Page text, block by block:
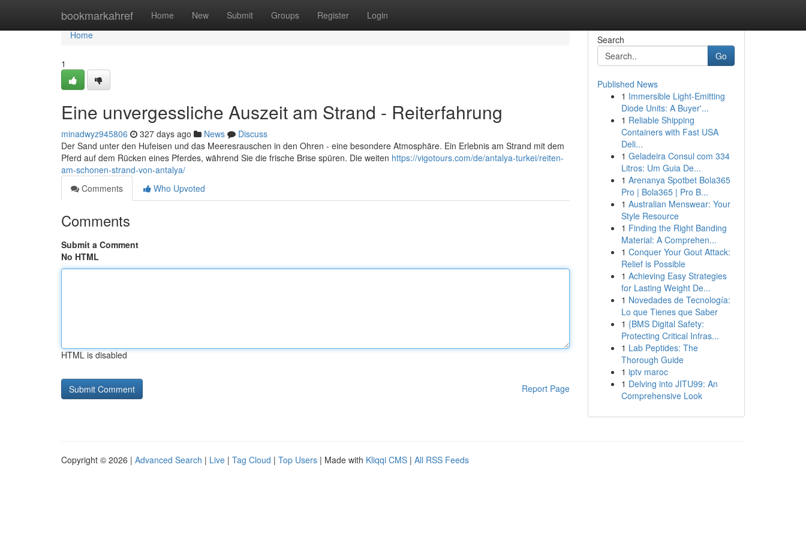
bookmarkahref Home New Submit Groups Register Login
Home
Home
1
Eine unvergessliche Auszeit am Strand - Reiterfahrung
minadwyz945806 327 days ago News
Discuss
Der Sand unter den Hufeisen und das Meeresrauschen in den Ohren - eine besondere Atmosphäre. Ein Erlebnis am Strand mit dem
Pferd auf dem Rücken eines Pferdes, während Sie die frische Brise spüren. Die weiten https://vigotours.com/de/antalya-turkei/reiten-
am-schonen-strand-von-antalya/
Comments
Who Upvoted
Comments
Submit a Comment
No HTML
HTML is disabled
Report Page
Search
Go
Published News
1 Immersible Light-Emitting
Diode Units: A Buyer'...
1 Reliable Shipping
Containers with Fast USA
Deli...
1 Geladeira Consul com 334
Litros: Um Guia De...
1 Arenanya Spotbet Bola365
Pro | Bola365 | Pro B...
1 Australian Menswear: Your
Style Resource
1 Finding the Right Banding
Material: A Comprehen...
1 Conquer Your Gout Attack:
Relief is Possible
1 Achieving Easy Strategies
for Lasting Weight De...
1 Novedades de Tecnología:
Lo que Tienes que Saber
1 {BMS Digital Safety:
Protecting Critical Infras...
1 Lab Peptides: The
Thorough Guide
1 iptv maroc
1 Delving into JITU99: An
Comprehensive Look
Copyright © 2026 | Advanced Search | Live | Tag Cloud | Top Users | Made with Kliqqi CMS | All RSS Feeds